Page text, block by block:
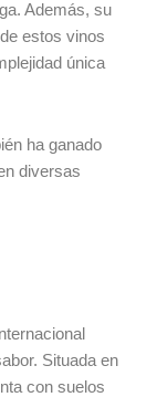
Además, su
estos vinos
única
ha ganado
diversas
Situada en
con suelos